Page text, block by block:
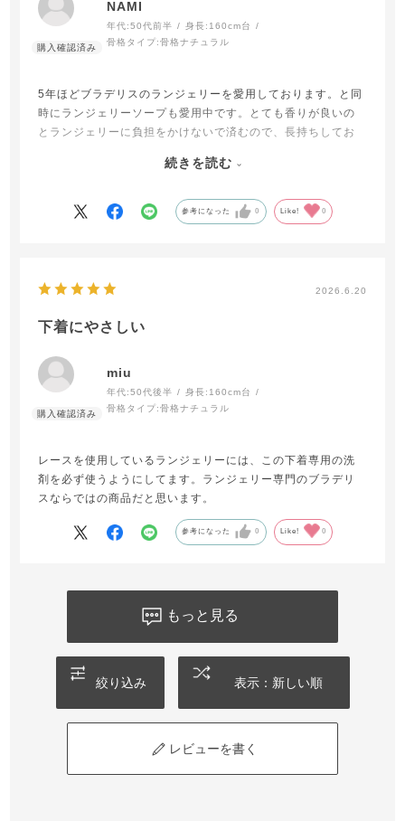
NAMI
年代:50代前半 身長: 160cm台
骨格タイプ:骨格ナチュラル
5年ほどブラデリスのランジェリーを愛用しております。と同
時にランジェリーソープも愛用中です。とても香りが良いの
とランジェリーに負担をかけないで済むので、長持ちしてお
香りも爽やかで香り過ぎないところが魅力です。
ランジェリーはお手入れが大変で嫌になりがちですがこちら
のソープなら5分つけ置きするだけなので楽ちんですよー
続きを読む
参考になった 0 Like! 0
2026.6.20
下着にやさしい
miu
年代:50代後半 身長: 160cm台
骨格タイプ:骨格ナチュラル
レースを使用しているランジェリーには、この下着専用の洗
剤を必ず使うようにしてます。ランジェリー専門のブラデリ
スならではの商品だと思います。
参考になった 0 Like! 0
もっと見る
絞り込み 表示：新しい順
レビューを書く